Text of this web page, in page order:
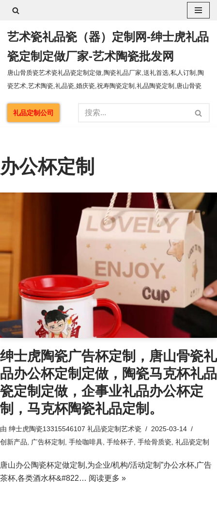
至
正
艺术瓷礼品瓷（器）定制网-绅士虎礼品
瓷定制定做厂家-艺术陶瓷批发网
唐山骨质瓷艺术瓷礼品瓷定制定做,陶瓷礼品厂家,送礼首选,私人订制,陶
瓷艺术,艺术陶瓷,礼品瓷,婚庆瓷,祝寿陶瓷定制,礼品陶瓷定制,唐山骨瓷
礼品定制公司
办公杯定制
绅士虎陶瓷广告杯定制，唐山骨瓷礼
品办公杯定制定做，陶瓷马克杯礼品
瓷定制定做，企事业礼品办公杯定
制，马克杯陶瓷礼品定制。
由 绅士虎陶瓷13315546107 礼品瓷定制艺术瓷
2025-03-14
创新产品
广告杯定制 手绘咖啡具 手绘杯子 手绘骨质瓷 礼品瓷定制
唐山办公陶瓷杯定做定制,为企业/机构/活动定制”办公水杯,广告
茶杯,各类酒水杯&#822… 阅读更多 »